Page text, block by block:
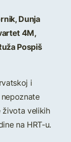
Dunja
4M,
Pospiš
i
velikih
na HRT-u.